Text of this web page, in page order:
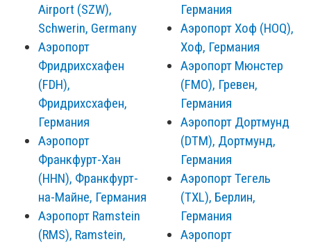
Airport (SZW),
Schwerin, Germany
Аэропорт
Фридрихсхафен
(FDH),
Фридрихсхафен,
Германия
Аэропорт
Франкфурт-Хан
(HHN), Франкфурт-
на-Майне, Германия
Аэропорт Ramstein
(RMS), Ramstein,
Германия
Аэропорт Хоф (HOQ),
Хоф, Германия
Аэропорт Мюнстер
(FMO), Гревен,
Германия
Аэропорт Дортмунд
(DTM), Дортмунд,
Германия
Аэропорт Тегель
(TXL), Берлин,
Германия
Аэропорт